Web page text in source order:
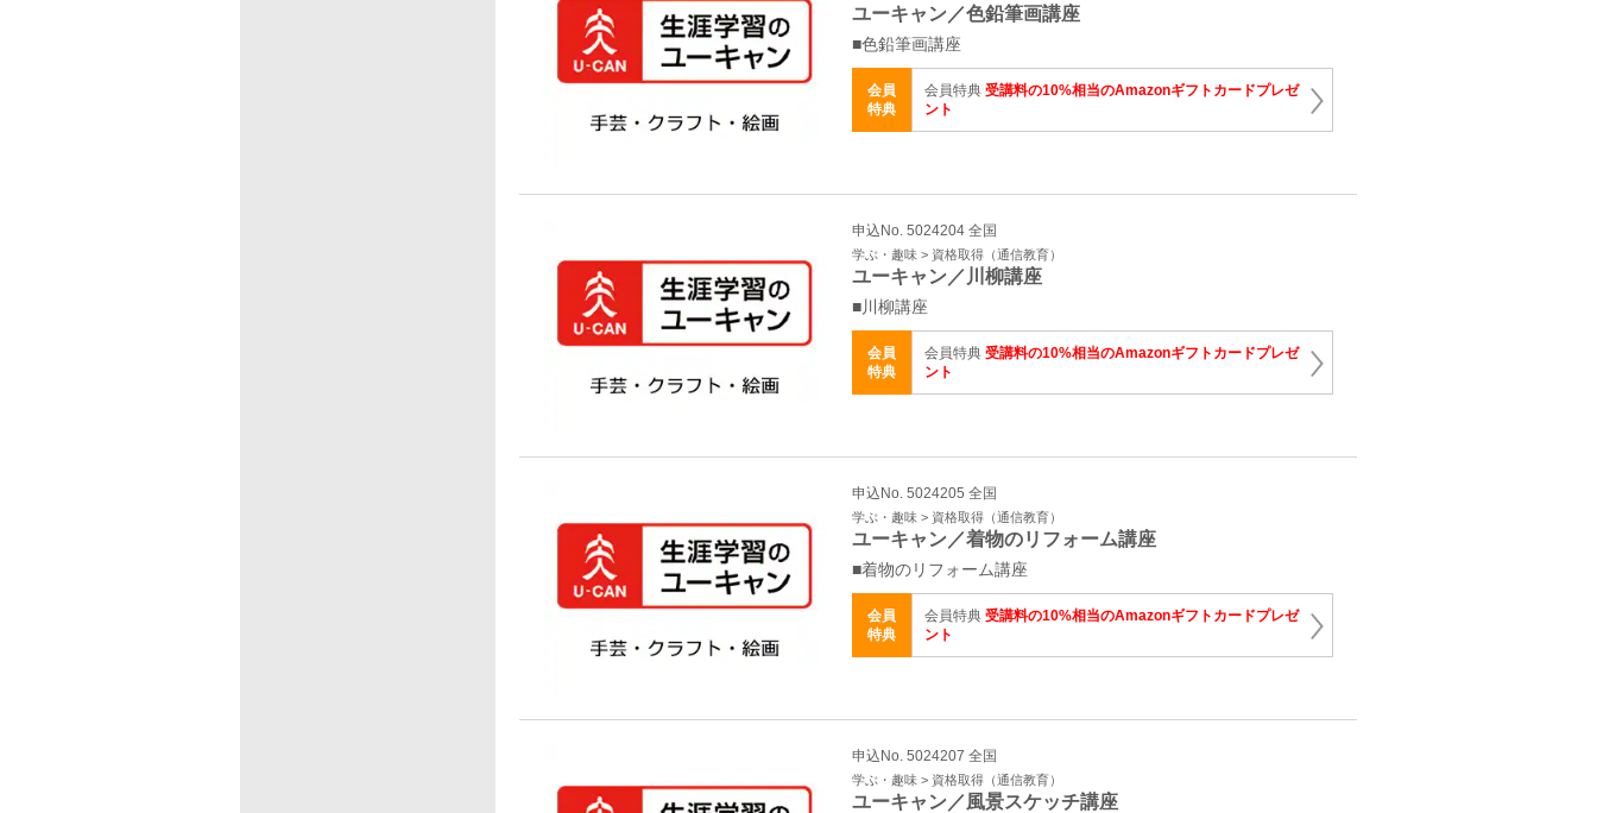
ユーキャン／色鉛筆画講座
■色鉛筆画講座
会員
特典
会員特典 受講料の10%相当のAmazonギフトカードプレゼ
ント
申込No. 5024204 全国
学ぶ・趣味 > 資格取得（通信教育）
ユーキャン／川柳講座
■川柳講座
会員
特典
会員特典 受講料の10%相当のAmazonギフトカードプレゼ
ント
申込No. 5024205 全国
学ぶ・趣味 > 資格取得（通信教育）
ユーキャン／着物のリフォーム講座
■着物のリフォーム講座
会員
特典
会員特典 受講料の10%相当のAmazonギフトカードプレゼ
ント
申込No. 5024207 全国
学ぶ・趣味 > 資格取得（通信教育）
ユーキャン／風景スケッチ講座